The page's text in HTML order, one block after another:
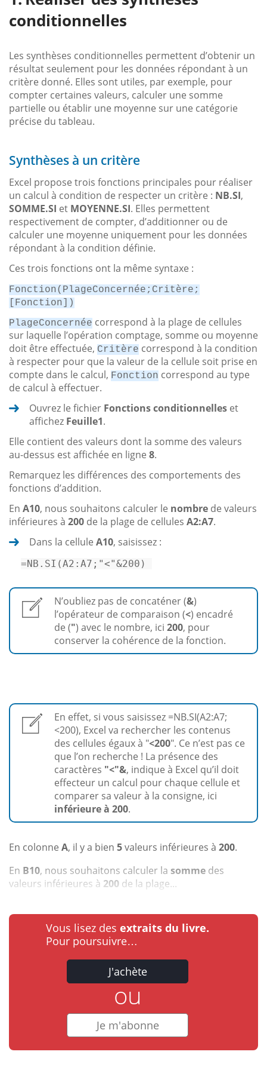
conditionnelles
Les synthèses conditionnelles permettent d’obtenir un
résultat seulement pour les données répondant à un
critère donné. Elles sont utiles, par exemple, pour
compter certaines valeurs, calculer une somme
partielle ou établir une moyenne sur une catégorie
précise du tableau.
Synthèses à un critère
Excel propose trois fonctions principales pour réaliser
un calcul à condition de respecter un critère : NB.SI,
SOMME.SI et MOYENNE.SI. Elles permettent
respectivement de compter, d’additionner ou de
calculer une moyenne uniquement pour les données
répondant à la condition définie.
Ces trois fonctions ont la même syntaxe :
Fonction(PlageConcernée;Critère;
[Fonction])
PlageConcernée correspond à la plage de cellules
sur laquelle l’opération comptage, somme ou moyenne
doit être effectuée, Critère correspond à la condition
à respecter pour que la valeur de la cellule soit prise en
compte dans le calcul, Fonction correspond au type
de calcul à effectuer.
Ouvrez le fichier Fonctions conditionnelles et
affichez Feuille1.
Elle contient des valeurs dont la somme des valeurs
au-dessus est affichée en ligne 8.
Remarquez les différences des comportements des
fonctions d’addition.
En A10, nous souhaitons calculer le nombre de valeurs
inférieures à 200 de la plage de cellules A2:A7.
Dans la cellule A10, saisissez :
=NB. SI (A2 :A7; "<"&200 )
N’oubliez pas de concaténer (&)
l’opérateur de comparaison (<) encadré
de (") avec le nombre, ici 200, pour
conserver la cohérence de la fonction.
En effet, si vous saisissez =NB.SI(A2:A7;
<200), Excel va rechercher les contenus
des cellules égaux à "<200". Ce n’est pas ce
que l’on recherche ! La présence des
caractères "<"&, indique à Excel qu’il doit
effecteur un calcul pour chaque cellule et
comparer sa valeur à la consigne, ici
inférieure à 200.
En colonne A, il y a bien 5valeurs inférieures à 200.
En B10, nous souhaitons calculer la somme des
valeurs inférieures à 200 de la plage...
Vous lisez des extraits du livre.
Pour poursuivre…
J'achète
ou
Je m'abonne